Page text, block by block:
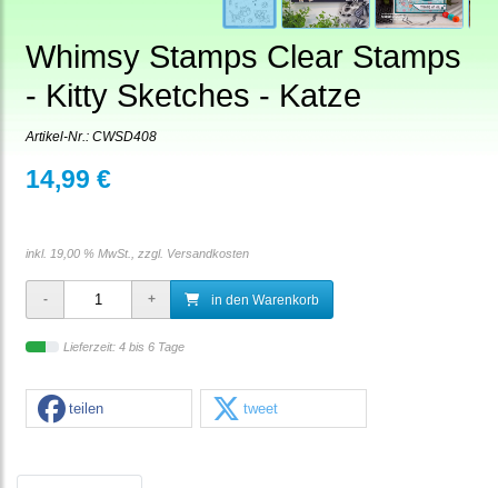
Whimsy Stamps Clear Stamps
- Kitty Sketches - Katze
Artikel-Nr.: CWSD408
14,99 €
inkl. 19,00 % MwSt., zzgl. Versandkosten
in den Warenkorb
Lieferzeit: 4 bis 6 Tage
teilen tweet